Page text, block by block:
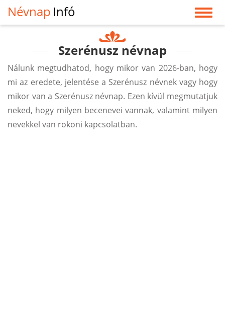
Névnap Infó
Szerénusz névnap
Nálunk megtudhatod, hogy mikor van 2026-ban, hogy
mi az eredete, jelentése a Szerénusz névnek vagy hogy
mikor van a Szerénusz névnap. Ezen kívül megmutatjuk
neked, hogy milyen becenevei vannak, valamint milyen
nevekkel van rokoni kapcsolatban.